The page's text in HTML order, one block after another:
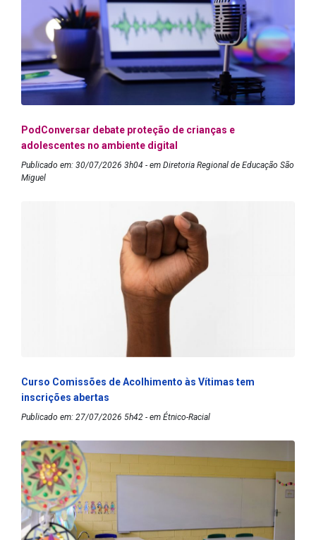
PodConversar debate proteção de crianças e
adolescentes no ambiente digital
Publicado em: 30/07/2026 3h04 - em Diretoria Regional de Educação São
Miguel
Curso Comissões de Acolhimento às Vítimas tem
inscrições abertas
Publicado em: 27/07/2026 5h42 - em Étnico-Racial